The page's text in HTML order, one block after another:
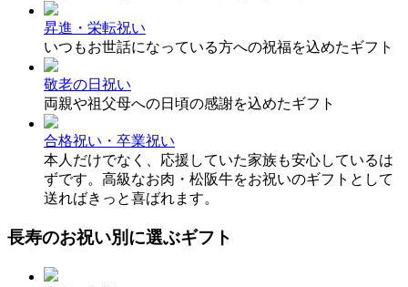
昇進・栄転祝い
いつもお世話になっている方への祝福を込めたギフト
敬老の日祝い
両親や祖父母への日頃の感謝を込めたギフト
合格祝い・卒業祝い
本人だけでなく、応援していた家族も安心しているは
ずです。高級なお肉・松阪牛をお祝いのギフトとして
送ればきっと喜ばれます。
長寿のお祝い別に選ぶギフト